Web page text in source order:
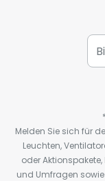
Melden Sie sich für
Leuchten,
oder
und Umfragen